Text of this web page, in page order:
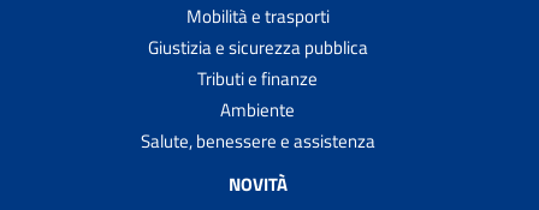
Mobilità e trasporti
Giustizia e sicurezza pubblica
Tributi e finanze
Ambiente
Salute, benessere e assistenza
NOVITÀ